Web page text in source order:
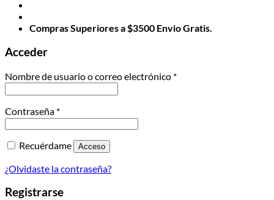
Compras Superiores a $3500 Envio Gratis.
Acceder
Nombre de usuario o correo electrónico *Obligatorio
Contraseña *Obligatorio
Recuérdame Acceso
¿Olvidaste la contraseña?
Registrarse